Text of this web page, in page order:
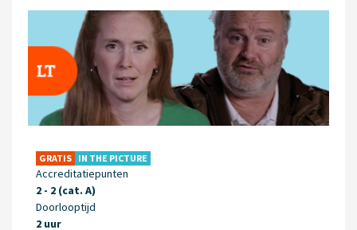
GRATIS IN THE PICTURE
Accreditatiepunten
2 - 2 (cat. A)
Doorlooptijd
2 uur